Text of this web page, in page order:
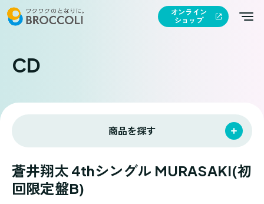
オンライン
ショップ
CD
商品を探す
蒼井翔太 4thシングル MURASAKI(初
回限定盤B)